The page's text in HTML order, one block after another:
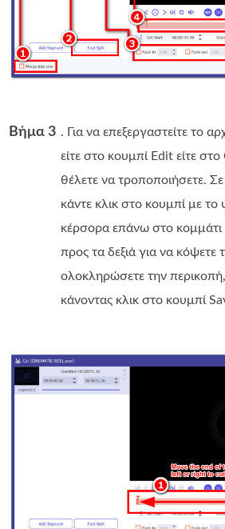
Βήμα 3 . Για να επεξεργαστείτε το
είτε στο κουμπί Edit είτε
θέλετε να τροποποιήσετε.
κάντε κλικ στο κουμπί με το
κέρσορα επάνω στο κομμάτι
προς τα δεξιά για να κόψετε
ολοκληρώσετε την
κάνοντας κλικ στο κουμπί